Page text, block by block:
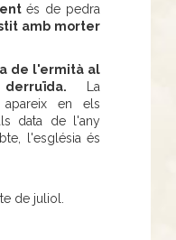
és de pedra
amb morter
de l'ermità al
La
apareix en els
data de l'any
l'església és
de juliol.